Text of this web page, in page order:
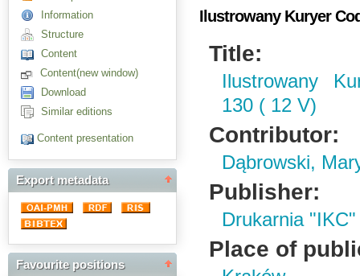
Information
Structure
Content
Content(new window)
Download
Similar editions
Content presentation
Export metadata
Favourite positions
Ilustrowany Kuryer
Title:
Ilustrowany
130 ( 12 V)
Contributor:
Dąbrowski,
Publisher:
Drukarnia
Place of